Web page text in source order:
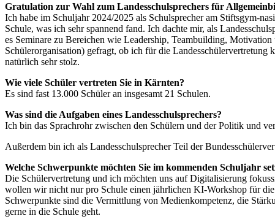
Gratulation zur Wahl zum Landesschulsprechers für
Ich habe im Schuljahr 2024/2025 als Schulsprecher am Stiftsgym-
Schule, was ich sehr spannend fand. Ich dachte mir, als
es Seminare zu Bereichen wie Leadership, Teambuilding,
Schülerorganisation) gefragt, ob ich für die
natürlich sehr stolz.
Wie viele Schüler vertreten Sie in Kärnten?
Es sind fast 13.000 Schüler an insgesamt 21 Schulen.
Was sind die Aufgaben eines Landesschulsprechers?
Ich bin das Sprachrohr zwischen den Schülern und der Politik und
Außerdem bin ich als Landesschulsprecher Teil der
Welche Schwerpunkte möchten Sie im kommenden Schuljahr
Die Schülervertretung und ich möchten uns auf Digitalisierung
wollen wir nicht nur pro Schule einen jährlichen KI-Workshop für
Schwerpunkte sind die Vermittlung von Medienkompetenz, die
gerne in die Schule geht.